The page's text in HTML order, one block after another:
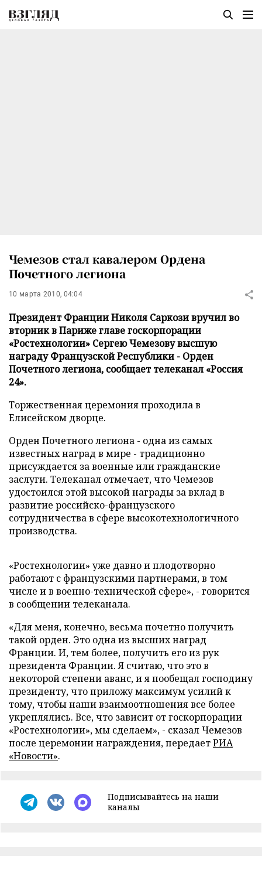
Чемезов стал кавалером Ордена
Почетного легиона
10 марта 2010, 04:04
Президент Франции Николя Саркози вручил во
вторник в Париже главе госкорпорации
«Ростехнологии» Сергею Чемезову высшую
награду Французской Республики - Орден
Почетного легиона, сообщает телеканал «Россия
24».
Торжественная церемония проходила в
Елисейском дворце.
Орден Почетного легиона - одна из самых
известных наград в мире - традиционно
присуждается за военные или гражданские
заслуги. Телеканал отмечает, что Чемезов
удостоился этой высокой награды за вклад в
развитие российско-французского
сотрудничества в сфере высокотехнологичного
производства.
«Ростехнологии» уже давно и плодотворно
работают с французскими партнерами, в том
числе и в военно-технической сфере», - говорится
в сообщении телеканала.
«Для меня, конечно, весьма почетно получить
такой орден. Это одна из высших наград
Франции. И, тем более, получить его из рук
президента Франции. Я считаю, что это в
некоторой степени аванс, и я пообещал господину
президенту, что приложу максимум усилий к
тому, чтобы наши взаимоотношения все более
укреплялись. Все, что зависит от госкорпорации
«Ростехнологии», мы сделаем», - сказал Чемезов
после церемонии награждения, передаетРИА
«Новости».
Подписывайтесь на наши
каналы